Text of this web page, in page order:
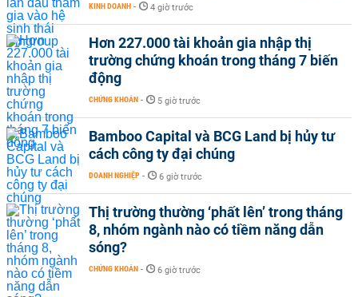
KINH DOANH - 4 giờ trước
Hơn 227.000 tài khoản gia nhập thị
trường chứng khoán trong tháng 7 biến
động
CHỨNG KHOÁN - 5 giờ trước
Bamboo Capital và BCG Land bị hủy tư
cách công ty đại chúng
DOANH NGHIỆP - 6 giờ trước
Thị trường thường ‘phất lên’ trong tháng
8, nhóm ngành nào có tiềm năng dẫn
sóng?
CHỨNG KHOÁN - 6 giờ trước